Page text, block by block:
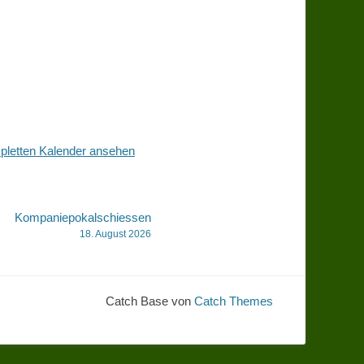
Kalender ansehen
Kompaniepokalschiessen
18. August 2026
Catch Base von Catch Themes